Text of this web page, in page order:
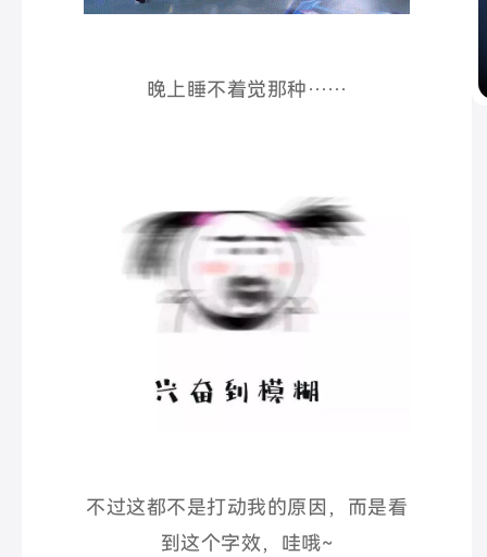
晚上睡不着觉那种……
不过这都不是打动我的原因，而是看
到这个字效，哇哦~